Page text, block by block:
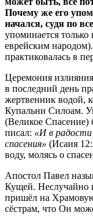
Почему же его
начался, судя по
упоминается
еврейским
практиковалась в
Церемония
в последний день
жертвенник водой,
Купальни Силоам.
(Великое Спасение)
писал: «И в радости
спасения» (Исаия
воду, молясь о
Апостол Павел
Кущей. Неслучайно
пришёл на
сёстрам, что Он